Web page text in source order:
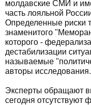
молдавские СМИ и
часть лояльной
Определенные риски
знаменитого
которого -
дестабилизации
называемые
авторы исследования.
Эксперты обращают
сегодня отсутствуют